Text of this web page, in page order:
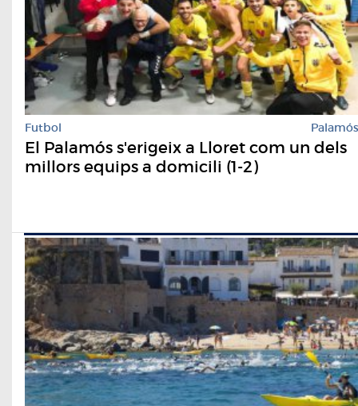
Futbol Palamós
El Palamós s'erigeix a Lloret com un dels
millors equips a domicili (1-2)